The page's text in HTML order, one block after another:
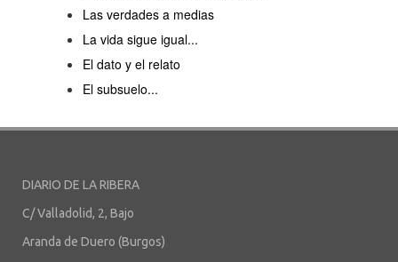
Las verdades a medias
La vida sigue igual...
El dato y el relato
El subsuelo...
DIARIO DE LA RIBERA
C/ Valladolid, 2, Bajo
Aranda de Duero (Burgos)